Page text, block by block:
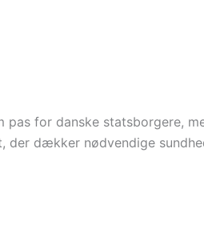
for danske statsborgere,
dækker nødvendige